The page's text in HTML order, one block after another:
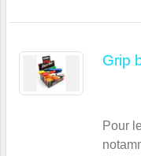
Grip
Pour